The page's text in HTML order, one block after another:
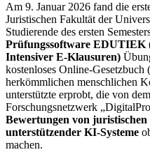
Am 9. Januar 2026 fand die
Juristischen Fakultät der
Studierende des ersten
Prüfungssoftware EDUTIEK
Intensiver E-Klausuren)
kostenloses Online-Gesetzbuch (
herkömmlichen menschlichen
unterstützte erprobt, die von
Forschungsnetzwerk
Bewertungen von
unterstützender KI-Systeme
machen.